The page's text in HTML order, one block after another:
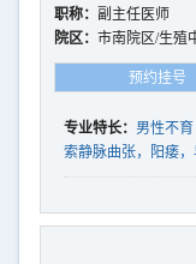
职称： 副主任医师
院区：市南院区/生殖
岸院区/崂山院区
预约挂号
专业特长： 男性不
索静脉曲张，阳痿